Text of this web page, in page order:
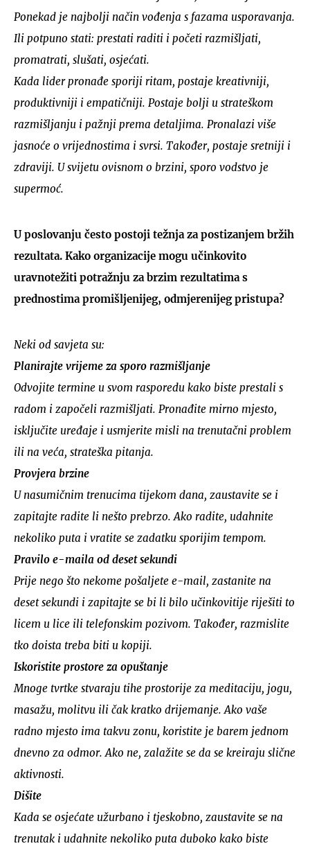
Ponekad je najbolji način vođenja s fazama usporavanja.
Ili potpuno stati: prestati raditi i početi razmišljati,
promatrati, slušati, osjećati.
Kada lider pronađe sporiji ritam, postaje kreativniji,
produktivniji i empatičniji. Postaje bolji u strateškom
razmišljanju i pažnji prema detaljima. Pronalazi više
jasnoće o vrijednostima i svrsi. Također, postaje sretniji i
zdraviji. U svijetu ovisnom o brzini, sporo vodstvo je
supermoć.
U poslovanju često postoji težnja za postizanjem bržih
rezultata. Kako organizacije mogu učinkovito
uravnotežiti potražnju za brzim rezultatima s
prednostima promišljenijeg, odmjerenijeg pristupa?
Neki od savjeta su:
Planirajte vrijeme za sporo razmišljanje
Odvojite termine u svom rasporedu kako biste prestali s
radom i započeli razmišljati. Pronađite mirno mjesto,
isključite uređaje i usmjerite misli na trenutačni problem
ili na veća, strateška pitanja.
Provjera brzine
U nasumičnim trenucima tijekom dana, zaustavite se i
zapitajte radite li nešto prebrzo. Ako radite, udahnite
nekoliko puta i vratite se zadatku sporijim tempom.
Pravilo e-maila od deset sekundi
Prije nego što nekome pošaljete e-mail, zastanite na
deset sekundi i zapitajte se bi li bilo učinkovitije riješiti to
licem u lice ili telefonskim pozivom. Također, razmislite
tko doista treba biti u kopiji.
Iskoristite prostore za opuštanje
Mnoge tvrtke stvaraju tihe prostorije za meditaciju, jogu,
masažu, molitvu ili čak kratko drijemanje. Ako vaše
radno mjesto ima takvu zonu, koristite je barem jednom
dnevno za odmor. Ako ne, zalažite se da se kreiraju slične
aktivnosti.
Dišite
Kada se osjećate užurbano i tjeskobno, zaustavite se na
trenutak i udahnite nekoliko puta duboko kako biste